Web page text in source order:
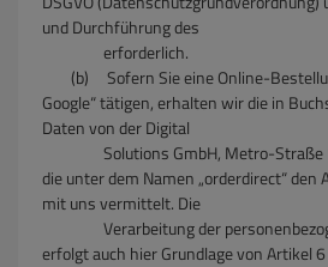
und Durchführung des
erforderlich.
(b) Sofern Sie eine Online-
Google“ tätigen, erhalten wir die in
Daten von der Digital
Solutions GmbH, Metro-Straße
die unter dem Namen „orderdirect“ den
mit uns vermittelt. Die
Verarbeitung der
erfolgt auch hier Grundlage von Artikel